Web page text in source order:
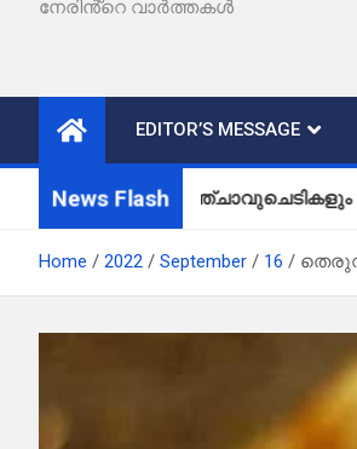
നേരിൻ്റെ വാർത്തകൾ
EDITOR’S MESSAGE
News Flash
കഞ്ചാവുചെടികളും കഞ്ചാവും
Home 2022 September 16